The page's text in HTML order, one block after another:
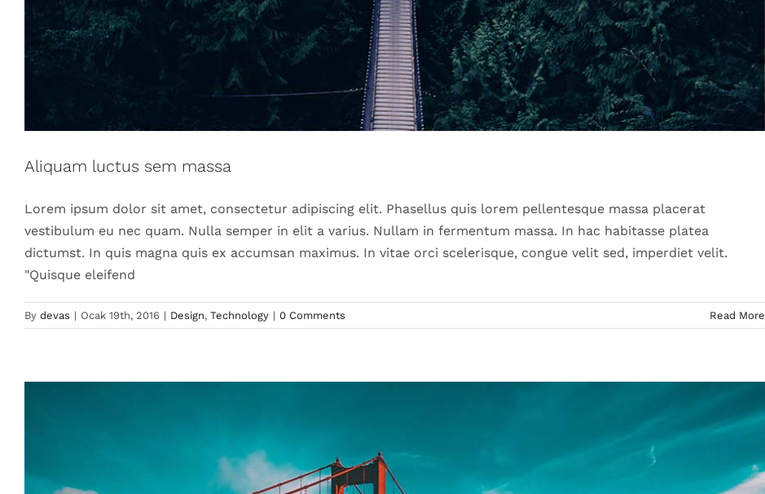
Aliquam luctus sem massa
Lorem ipsum dolor sit amet, consectetur adipiscing elit. Phasellus quis lorem pellentesque massa placerat
vestibulum eu nec quam. Nulla semper in elit a varius. Nullam in fermentum massa. In hac habitasse platea
dictumst. In quis magna quis ex accumsan maximus. In vitae orci scelerisque, congue velit sed, imperdiet velit.
"Quisque eleifend
By devas | Ocak 19th, 2016 | Design, Technology | 0 Comments Read More